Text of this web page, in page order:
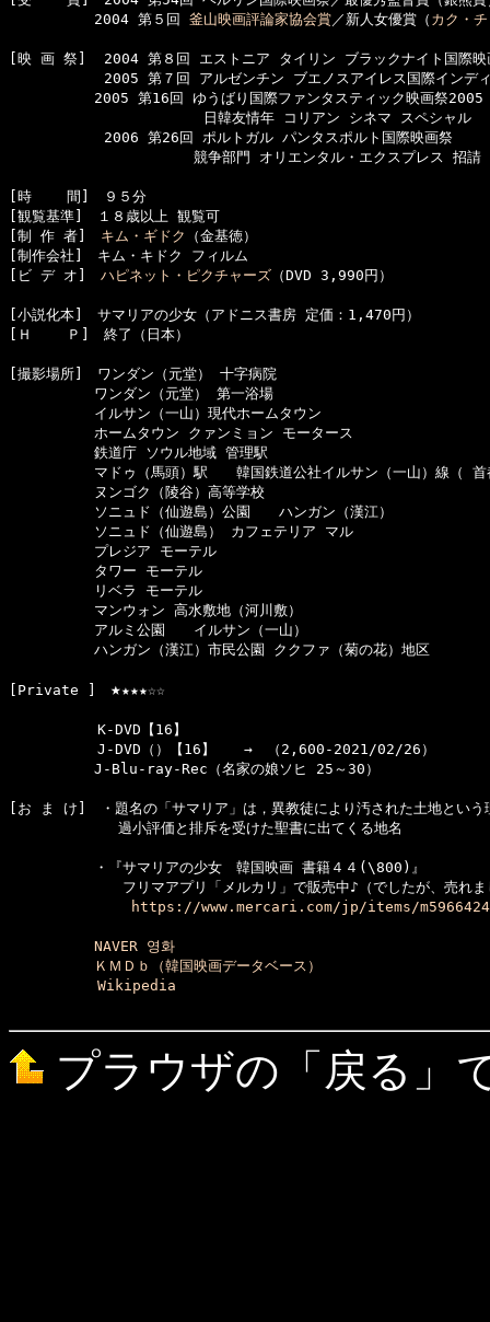
2004 第５回 釜山映画評論家協会賞／新人女優賞（ カク・
[映 画 祭]  2004 第８回 エストニア タイリン ブラックナイト国際映
　　　2005 第７回 アルゼンチン ブエノスアイレス国際インデ
2005 第16回 ゆうばり国際ファンタスティック映画祭
日韓友情年 コリアン シネマ スペシャル
      　　　2006 第26回 ポルトガル パンタスポルト国際映画祭
競争部門 オリエンタル・エクスプレス 招請
[時    間]　９５分
[観覧基準]　１８歳以上 観覧可
[制 作 者] キム・ギドク
（金基徳）
[制作会社]　キム・キドク フィルム
[ビ デ オ] ハピネット・ピクチャーズ （DVD 3,990円）
[小説化本]　サマリアの少女（アドニス書房 定価：1,470円）
[Ｈ    Ｐ]　終了（日本）
[撮影場所]　ワンダン（元堂） 十字病院
ワンダン（元堂） 第一浴場
イルサン（一山）現代ホームタウン
ホームタウン クァンミョン モータース
鉄道庁 ソウル地域 管理駅
マドゥ（馬頭）駅　　韓国鉄道公社イルサン（一山）線（ 首都
ヌンゴク（陵谷）高等学校
ソニュド（仙遊島）公園　　ハンガン（漢江）
ソニュド（仙遊島） カフェテリア マル
プレジア モーテル
タワー モーテル
リベラ モーテル
マンウォン 高水敷地（河川敷）
アルミ公園　　イルサン（一山）
ハンガン（漢江）市民公園 ククファ（菊の花）地区
[Private ] ★★★★☆☆
  　　　　　K-DVD【16】
  　　　　　J-DVD（）【16】　　→　（2,600-2021/02/26）
J-Blu-ray-Rec（名家の娘ソヒ 25～30）
[お ま け]　・題名の「サマリア」は，異教徒により汚された土地という
      　　　　過小評価と排斥を受けた聖書に出てくる地名
・『サマリアの少女　韓国映画 書籍４４(\800)』
フリマアプリ「メルカリ」で販売中♪（でしたが、売れま
https://www.mercari.com/jp/items/
NAVER 영화
ＫＭＤｂ（韓国映画データベース）
Wikipedia
プラウザの「戻る」